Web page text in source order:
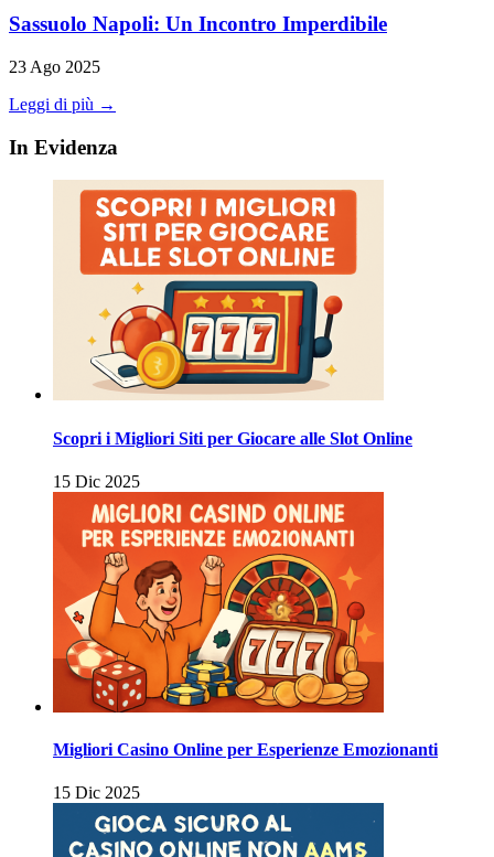
Sassuolo Napoli: Un Incontro Imperdibile
23 Ago 2025
Leggi di più →
In Evidenza
Scopri i Migliori Siti per Giocare alle Slot Online
15 Dic 2025
Migliori Casino Online per Esperienze Emozionanti
15 Dic 2025